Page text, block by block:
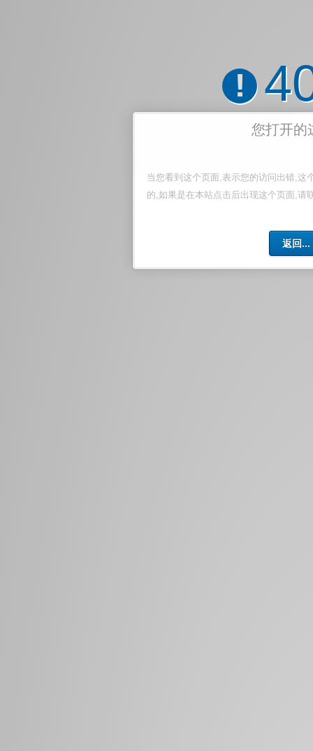
!
您打开的
当您看到这个页面,表示您的访问出错,这
的,如果是在本站点击后出现这个页面,请
返回...